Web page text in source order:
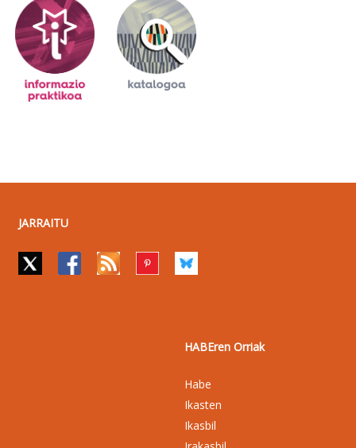
JARRAITU
HABEren Orriak
Habe
Ikasten
Ikasbil